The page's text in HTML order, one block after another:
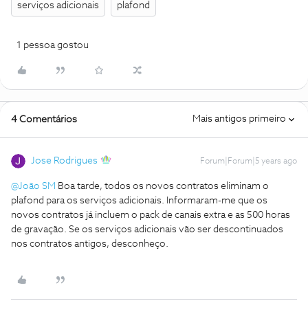
serviços adicionais plafond
1 pessoa gostou
4 Comentários Mais antigos primeiro
Jose Rodrigues Forum|Forum|5 years ago
@João SM Boa tarde, todos os novos contratos eliminam o
plafond para os serviços adicionais. Informaram-me que os
novos contratos já incluem o pack de canais extra e as 500 horas
de gravação. Se os serviços adicionais vão ser descontinuados
nos contratos antigos, desconheço.